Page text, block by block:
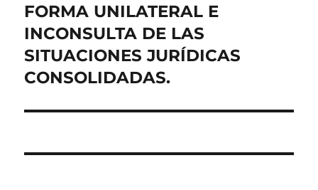
FORMA UNILATERAL E
INCONSULTA DE LAS
SITUACIONES JURÍDICAS
CONSOLIDADAS.